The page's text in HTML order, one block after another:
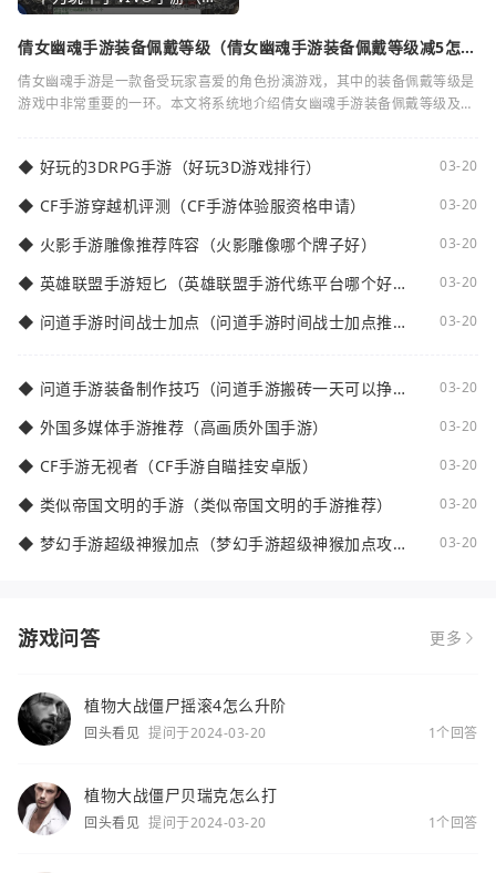
倩女幽魂手游装备佩戴等级（倩女幽魂手游装备佩戴等级减5怎么
倩女幽魂手游是一款备受玩家喜爱的角色扮演游戏，其中的装备佩戴等级是
游戏中非常重要的一环。本文将系统地介绍倩女幽魂手游装备佩戴等级及其
◆ 好玩的3DRPG手游（好玩3D游戏排行） 03-20
◆ CF手游穿越机评测（CF手游体验服资格申请） 03-20
◆ 火影手游雕像推荐阵容（火影雕像哪个牌子好） 03-20
◆ 英雄联盟手游短匕（英雄联盟手游代练平台哪个好
03-20
◆ 问道手游时间战士加点（问道手游时间战士加点推
03-20
◆ 问道手游装备制作技巧（问道手游搬砖一天可以挣多
03-20
◆ 外国多媒体手游推荐（高画质外国手游） 03-20
◆ CF手游无视者（CF手游自瞄挂安卓版） 03-20
◆ 类似帝国文明的手游（类似帝国文明的手游推荐） 03-20
◆ 梦幻手游超级神猴加点（梦幻手游超级神猴加点攻
03-20
游戏问答 更多
植物大战僵尸摇滚4怎么升阶
回头看见 提问于2024-03-20 1个回答
植物大战僵尸贝瑞克怎么打
回头看见 提问于2024-03-20 1个回答